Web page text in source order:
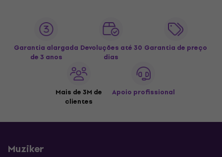
Garantia alargada
de 3 anos
Devoluções até 30
dias
Garantia de preço
Mais de 3M de
clientes
Apoio profissional
Muziker